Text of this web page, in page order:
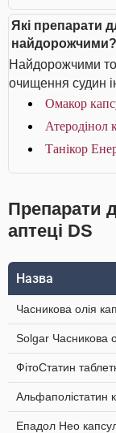
Які препарати
найдорожчими?
Найдорожчими
очищення судин
Омакор
Атеродінол
Танікор
Препарати
аптеці DS
Назва
Часникова олія
Solgar Часникова
ФітоСтатин
Альфаполістатин
Епадол Нео